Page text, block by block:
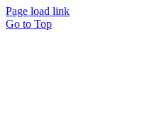
Page load link
Go to Top